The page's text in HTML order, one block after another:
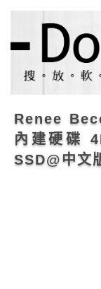
Renee
內建硬碟
SSD@中文